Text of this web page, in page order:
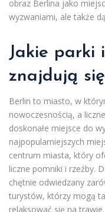
obraz Berlina jako
wyzwaniami, ale także
Jakie parki
znajdują
Berlin to miasto, w
nowoczesnością, a
doskonałe miejsce do
najpopularniejszych
centrum miasta, który
liczne pomniki i rzeźby.
chętnie odwiedzany
turystów, którzy mogą
relaksować się na trawie.